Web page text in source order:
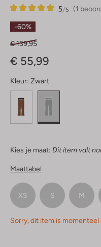
(1
5/5
1
5
Sterren
-60%
€ 139,95
€ 55,99
Kleur: Zwart
Kies je maat: Dit item valt
Maattabel
XS S M
Sorry, dit item is